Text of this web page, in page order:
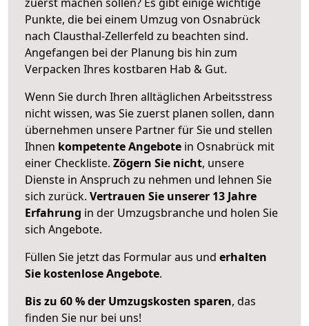
Punkte, die bei einem Umzug von Osnabrück
nach Clausthal-Zellerfeld zu beachten sind.
Angefangen bei der Planung bis hin zum
Verpacken Ihres kostbaren Hab & Gut.
Wenn Sie durch Ihren alltäglichen Arbeitsstress
nicht wissen, was Sie zuerst planen sollen, dann
übernehmen unsere Partner für Sie und stellen
Ihnen kompetente Angebote in Osnabrück mit
einer Checkliste. Zögern Sie nicht, unsere
Dienste in Anspruch zu nehmen und lehnen Sie
sich zurück. Vertrauen Sie unserer 13 Jahre
Erfahrung in der Umzugsbranche und holen Sie
sich Angebote.
Füllen Sie jetzt das Formular aus und erhalten
Sie kostenlose Angebote.
Bis zu 60 % der Umzugskosten sparen, das
finden Sie nur bei uns!